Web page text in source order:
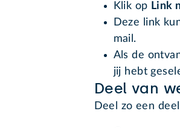
Klik op Link
Deze link
mail.
Als de
jij hebt
Deel van
Deel zo een